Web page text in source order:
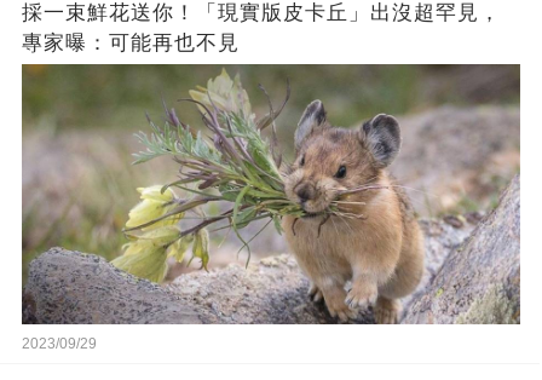
採一束鮮花送你！「現實版皮卡丘」出沒超罕見，
專家曝：可能再也不見
2023/09/29